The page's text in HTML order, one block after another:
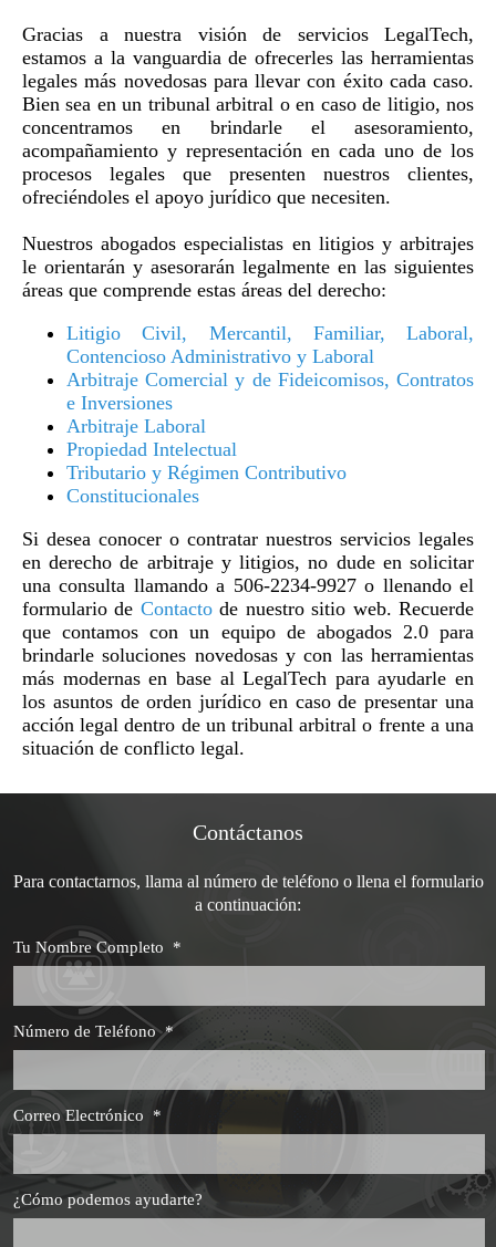
Gracias a nuestra visión de servicios LegalTech,
estamos a la vanguardia de ofrecerles las herramientas
legales más novedosas para llevar con éxito cada caso.
Bien sea en un tribunal arbitral o en caso de litigio, nos
concentramos en brindarle el asesoramiento,
acompañamiento y representación en cada uno de los
procesos legales que presenten nuestros clientes,
ofreciéndoles el apoyo jurídico que necesiten.
Nuestros abogados especialistas en litigios y arbitrajes
le orientarán y asesorarán legalmente en las siguientes
áreas que comprende estas áreas del derecho:
Litigio Civil, Mercantil, Familiar, Laboral,
Contencioso Administrativo y Laboral
Arbitraje Comercial y de Fideicomisos, Contratos
e Inversiones
Arbitraje Laboral
Propiedad Intelectual
Tributario y Régimen Contributivo
Constitucionales
Si desea conocer o contratar nuestros servicios legales
en derecho de arbitraje y litigios, no dude en solicitar
una consulta llamando a 506-2234-9927 o llenando el
formulario de Contactode nuestro sitio web. Recuerde
que contamos con un equipo de abogados 2.0 para
brindarle soluciones novedosas y con las herramientas
más modernas en base al LegalTech para ayudarle en
los asuntos de orden jurídico en caso de presentar una
acción legal dentro de un tribunal arbitral o frente a una
situación de conflicto legal.
Contáctanos
Para contactarnos, llama al número de teléfono o llena el formulario
a continuación:
*
Tu Nombre Completo
*
Número de Teléfono
*
Correo Electrónico
¿Cómo podemos ayudarte?